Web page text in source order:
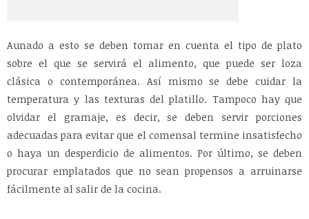
Aunado a esto se deben tomar en cuenta el tipo de plato
sobre el que se servirá el alimento, que puede ser loza
clásica o contemporánea. Así mismo se debe cuidar la
temperatura y las texturas del platillo. Tampoco hay que
olvidar el gramaje, es decir, se deben servir porciones
adecuadas para evitar que el comensal termine insatisfecho
o haya un desperdicio de alimentos. Por último, se deben
procurar emplatados que no sean propensos a arruinarse
fácilmente al salir de la cocina.